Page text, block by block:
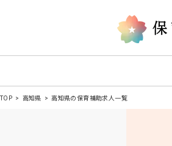
TOP 高知県 高知県の保育補助求人一覧